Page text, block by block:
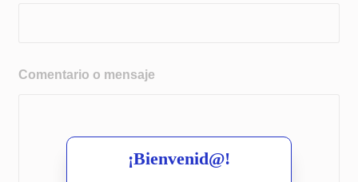
¡Bienvenid@!
Comentario o mensaje